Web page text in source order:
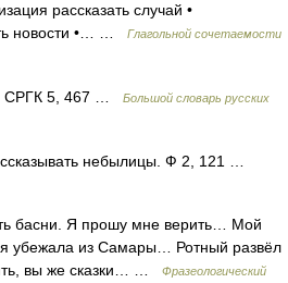
рассказать случай •
новости •… …
Глагольной сочетаемости
СРГК 5, 467 …
Большой словарь русских
небылицы. Ф 2, 121 …
басни. Я прошу мне верить… Мой
убежала из Самары… Ротный развёл
вы же сказки… …
Фразеологический